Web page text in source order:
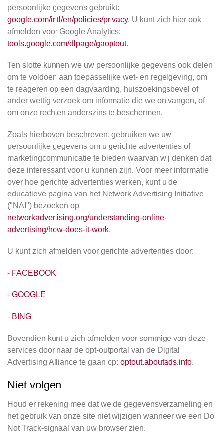
persoonlijke gegevens gebruikt:
google.com/intl/en/policies/privacy. U kunt zich hier ook
afmelden voor Google Analytics:
tools.google.com/dlpage/gaoptout.
Ten slotte kunnen we uw persoonlijke gegevens ook delen
om te voldoen aan toepasselijke wet- en regelgeving, om
te reageren op een dagvaarding, huiszoekingsbevel of
ander wettig verzoek om informatie die we ontvangen, of
om onze rechten anderszins te beschermen.
Zoals hierboven beschreven, gebruiken we uw
persoonlijke gegevens om u gerichte advertenties of
marketingcommunicatie te bieden waarvan wij denken dat
deze interessant voor u kunnen zijn. Voor meer informatie
over hoe gerichte advertenties werken, kunt u de
educatieve pagina van het Network Advertising Initiative
("NAI") bezoeken op
networkadvertising.org/understanding-online-
advertising/how-does-it-work.
U kunt zich afmelden voor gerichte advertenties door:
- FACEBOOK
- GOOGLE
- BING
Bovendien kunt u zich afmelden voor sommige van deze
services door naar de opt-outportal van de Digital
Advertising Alliance te gaan op: optout.aboutads.info.
Niet volgen
Houd er rekening mee dat we de gegevensverzameling en
het gebruik van onze site niet wijzigen wanneer we een Do
Not Track-signaal van uw browser zien.